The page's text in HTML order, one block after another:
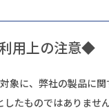
用上の注意◆
に、弊社の製品に関
たものではありませ